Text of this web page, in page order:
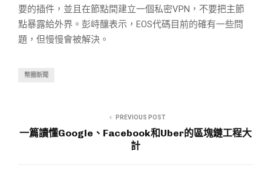
要的插件，並且在節點間建立一個私密VPN，不要把主節
點暴露給外界。彭峙釀表示，EOS代碼目前的確有一些問
題，但慢慢會被解決。
幣圈新聞
PREVIOUS POST
一篇讀懂Google、Facebook和Uber的區塊鏈工程大
計